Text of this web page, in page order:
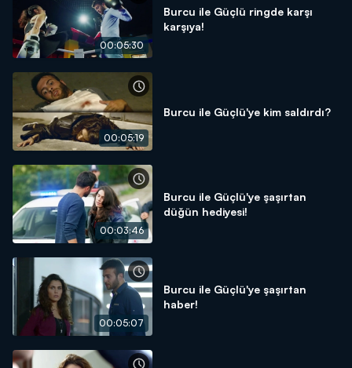
00:05:30
Burcu ile Güçlü ringde karşı
karşıya!
00:05:19
Burcu ile Güçlü'ye kim saldırdı?
00:03:46
Burcu ile Güçlü'ye şaşırtan
düğün hediyesi!
00:05:07
Burcu ile Güçlü'ye şaşırtan
haber!